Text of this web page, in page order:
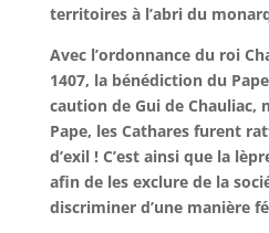
territoires à l’abri du
Avec l’ordonnance du roi
1407, la bénédiction du
caution de Gui de Chauliac,
Pape, les Cathares furent
d’exil ! C’est ainsi que la
afin de les exclure de la
discriminer d’une manière